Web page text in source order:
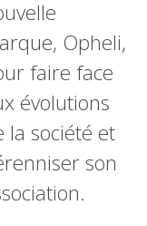
Opheli,
faire face
évolutions
la société et
son